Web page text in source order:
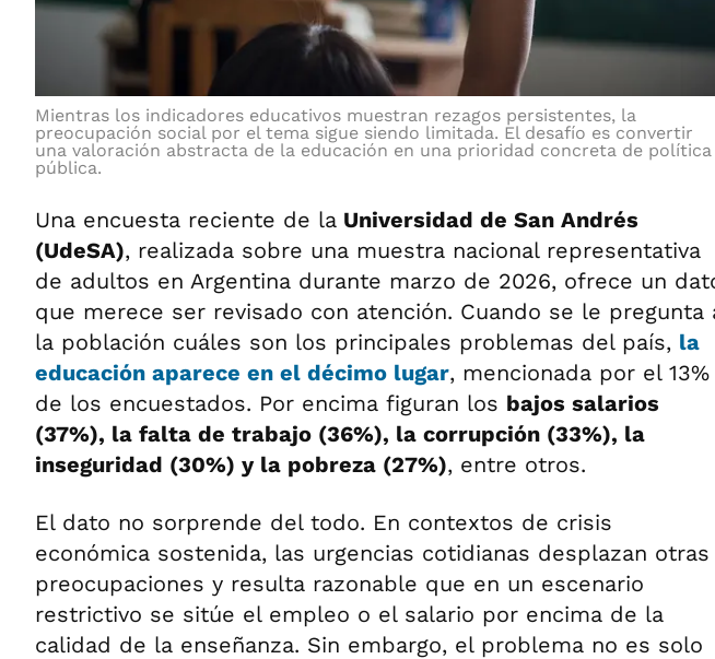
Mientras los indicadores educativos muestran rezagos persistentes, la
preocupación social por el tema sigue siendo limitada. El desafío es convertir
una valoración abstracta de la educación en una prioridad concreta de política
pública.
Una encuesta reciente de la Universidad de San Andrés
(UdeSA), realizada sobre una muestra nacional representativa
de adultos en Argentina durante marzo de 2026, ofrece un
que merece ser revisado con atención. Cuando se le pregunta
la población cuáles son los principales problemas del país, la
educación aparece en el décimo lugar, mencionada por el 13%
de los encuestados. Por encima figuran los bajos salarios
(37%), la falta de trabajo (36%), la corrupción (33%), la
inseguridad (30%) y la pobreza (27%), entre otros.
El dato no sorprende del todo. En contextos de crisis
económica sostenida, las urgencias cotidianas desplazan otras
preocupaciones y resulta razonable que en un escenario
restrictivo se sitúe el empleo o el salario por encima de la
calidad de la enseñanza. Sin embargo, el problema no es solo